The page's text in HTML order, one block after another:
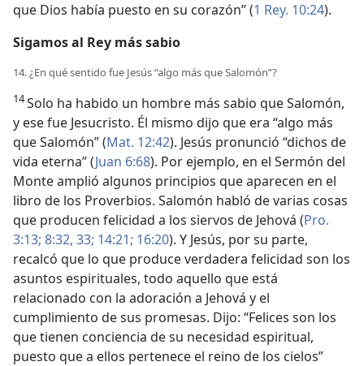
que Dios había puesto en su corazón” (1 Rey. 10:24).
Sigamos al Rey más sabio
14. ¿En qué sentido fue Jesús “algo más que Salomón”?
14Solo ha habido un hombre más sabio que Salomón,
y ese fue Jesucristo. Él mismo dijo que era “algo más
que Salomón” (Mat. 12:42). Jesús pronunció “dichos de
vida eterna” (Juan 6:68). Por ejemplo, en el Sermón del
Monte amplió algunos principios que aparecen en el
libro de los Proverbios. Salomón habló de varias cosas
que producen felicidad a los siervos de Jehová (Pro.
3:13; 8:32, 33; 14:21; 16:20). Y Jesús, por su parte,
recalcó que lo que produce verdadera felicidad son los
asuntos espirituales, todo aquello que está
relacionado con la adoración a Jehová y el
cumplimiento de sus promesas. Dijo: “Felices son los
que tienen conciencia de su necesidad espiritual,
puesto que a ellos pertenece el reino de los cielos”